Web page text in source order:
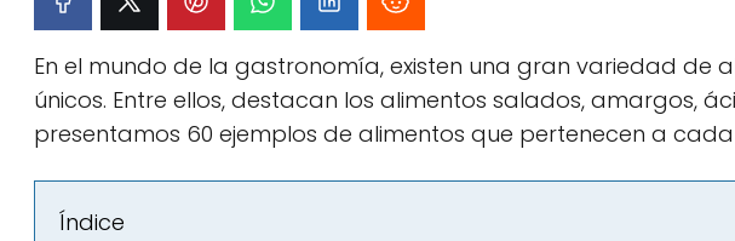
En el mundo de la gastronomía, existen una gran variedad de
únicos. Entre ellos, destacan los alimentos salados, amargos,
presentamos 60 ejemplos de alimentos que pertenecen a
Índice